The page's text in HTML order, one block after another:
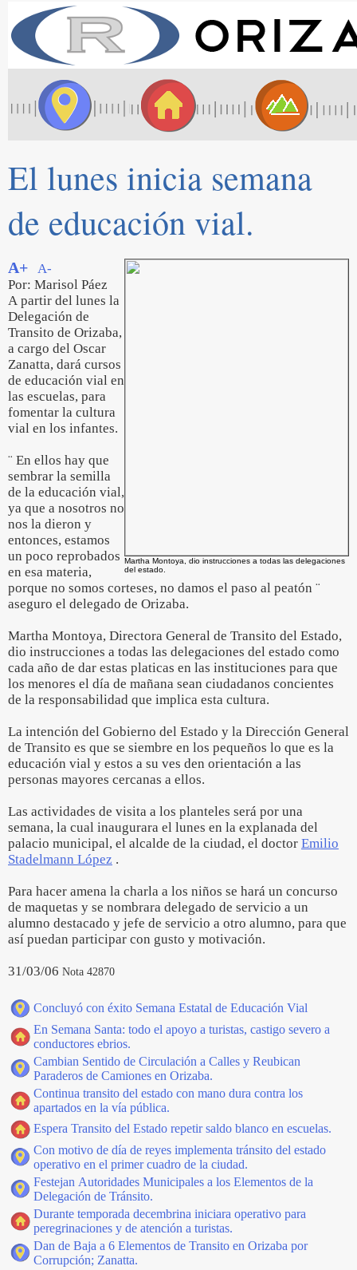
El lunes inicia semana
de educación vial.
Martha Montoya, dio instrucciones a todas las delegaciones
del estado.
A+
A-
Por: Marisol Páez
A partir del lunes la
Delegación de
Transito de Orizaba,
a cargo del Oscar
Zanatta, dará cursos
de educación vial en
las escuelas, para
fomentar la cultura
vial en los infantes.
¨ En ellos hay que
sembrar la semilla
de la educación vial,
ya que a nosotros no
nos la dieron y
entonces, estamos
un poco reprobados
en esa materia,
porque no somos corteses, no damos el paso al peatón ¨
aseguro el delegado de Orizaba.
Martha Montoya, Directora General de Transito del Estado,
dio instrucciones a todas las delegaciones del estado como
cada año de dar estas platicas en las instituciones para que
los menores el día de mañana sean ciudadanos concientes
de la responsabilidad que implica esta cultura.
La intención del Gobierno del Estado y la Dirección General
de Transito es que se siembre en los pequeños lo que es la
educación vial y estos a su ves den orientación a las
personas mayores cercanas a ellos.
Las actividades de visita a los planteles será por una
semana, la cual inaugurara el lunes en la explanada del
palacio municipal, el alcalde de la ciudad, el doctor Emilio
Stadelmann López .
Para hacer amena la charla a los niños se hará un concurso
de maquetas y se nombrara delegado de servicio a un
alumno destacado y jefe de servicio a otro alumno, para que
así puedan participar con gusto y motivación.
31/03/06 Nota 42870
Concluyó con éxito Semana Estatal de Educación Vial
En Semana Santa: todo el apoyo a turistas, castigo severo a
conductores ebrios.
Cambian Sentido de Circulación a Calles y Reubican
Paraderos de Camiones en Orizaba.
Continua transito del estado con mano dura contra los
apartados en la vía pública.
Espera Transito del Estado repetir saldo blanco en escuelas.
Con motivo de día de reyes implementa tránsito del estado
operativo en el primer cuadro de la ciudad.
Festejan Autoridades Municipales a los Elementos de la
Delegación de Tránsito.
Durante temporada decembrina iniciara operativo para
peregrinaciones y de atención a turistas.
Dan de Baja a 6 Elementos de Transito en Orizaba por
Corrupción; Zanatta.